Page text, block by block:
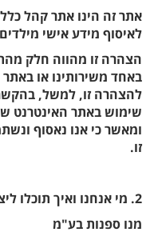
אתר זה הינו אתר קהל
לאיסוף מידע אישי
הצהרה זו מהווה חלק
באחד משירותינו או
להצהרה זו, למשל,
שימוש באתר האינטרנט
ומאשר כי אנו נאסוף
זו.
2. מי אנחנו ואיך תוכלו ליצור איתנו קשר?
מנו ספנות בע"מ